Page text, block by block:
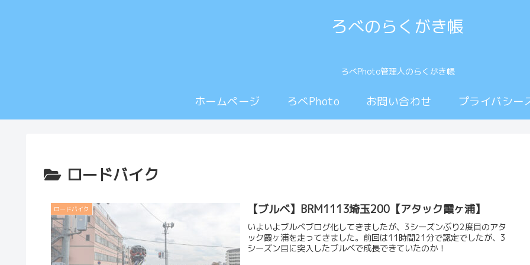
ろべのらくがき帳
ろべPhoto管理人のらくがき帳
ホームページ ろべPhoto お問い合わせ プライバシー
ロードバイク
ロードバイク 【ブルベ】BRM1113埼玉200【アタック霞ヶ浦】
いよいよブルベブログ化してきましたが、3シーズンぶり2度目のアタ
ック霞ヶ浦を走ってきました。前回は11時間21分で認定でしたが、3
シーズン目に突入したブルベで成長できていたのか！